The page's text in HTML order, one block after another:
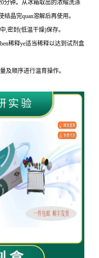
分钟。从冰箱取出的浓缩洗涤
结晶完quan溶解后再使用。
,密封(低温干燥)保存。
ben稀释ye适当稀释以达到试剂盒
及顺序进行温育操作。